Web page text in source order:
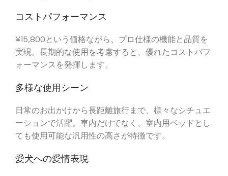
コストパフォーマンス
¥15,800という価格ながら、プロ仕様の機能と品質を
実現。長期的な使用を考慮すると、優れたコストパフ
ォーマンスを発揮します。
多様な使用シーン
日常のお出かけから長距離旅行まで、様々なシチュエ
ーションで活躍。車内だけでなく、室内用ベッドとし
ても使用可能な汎用性の高さが特徴です。
愛犬への愛情表現